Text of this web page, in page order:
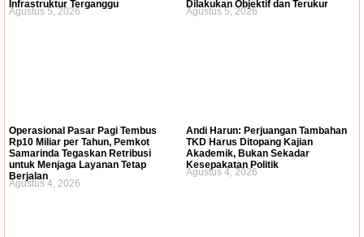
Infrastruktur Terganggu
Agustus 5, 2026
Dilakukan Objektif dan Terukur
Agustus 5, 2026
Operasional Pasar Pagi Tembus
Rp10 Miliar per Tahun, Pemkot
Samarinda Tegaskan Retribusi
untuk Menjaga Layanan Tetap
Berjalan
Agustus 4, 2026
Andi Harun: Perjuangan Tambahan
TKD Harus Ditopang Kajian
Akademik, Bukan Sekadar
Kesepakatan Politik
Agustus 4, 2026